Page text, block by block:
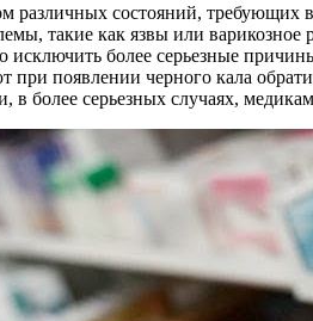
различных состояний,
такие как язвы или
более серьезные
появлении черного кала
более серьезных случаях,